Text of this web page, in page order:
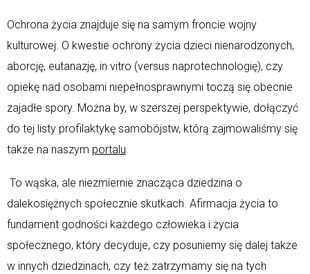
Ochrona życia znajduje się na samym froncie wojny
kulturowej. O kwestie ochrony życia dzieci nienarodzonych,
aborcję, eutanazję, in vitro (versus naprotechnologię), czy
opiekę nad osobami niepełnosprawnymi toczą się obecnie
zajadłe spory. Można by, w szerszej perspektywie, dołączyć
do tej listy profilaktykę samobójstw, którą zajmowaliśmy się
także na naszym portalu.
To wąska, ale niezmiernie znacząca dziedzina o
dalekosiężnych społecznie skutkach. Afirmacja życia to
fundament godności każdego człowieka i życia
społecznego, który decyduje, czy posuniemy się dalej także
w innych dziedzinach, czy też zatrzymamy się na tych